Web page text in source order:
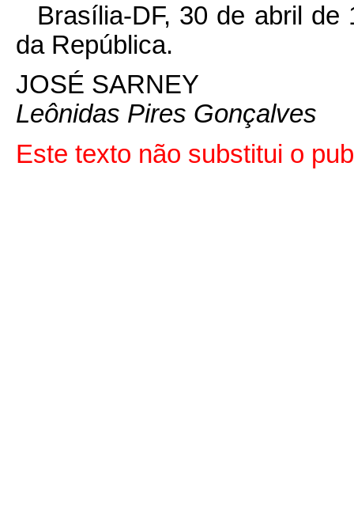
Brasília-DF, 30 de abril de
da República.
JOSÉ SARNEY
Leônidas Pires Gonçalves
Este texto não substitui o